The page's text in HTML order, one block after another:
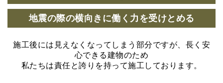
地震の際の横向きに働く力を受けとめる
施工後には見えなくなってしまう部分ですが、長く安
心できる建物のため
私たちは責任と誇りを持って施工しております。